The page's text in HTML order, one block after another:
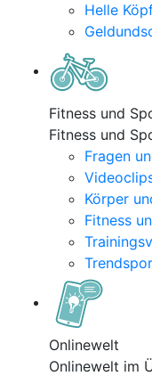
Helle
Fitness und
Fitness und
Fragen
Körper
Fitness
Onlinewelt
Onlinewelt im